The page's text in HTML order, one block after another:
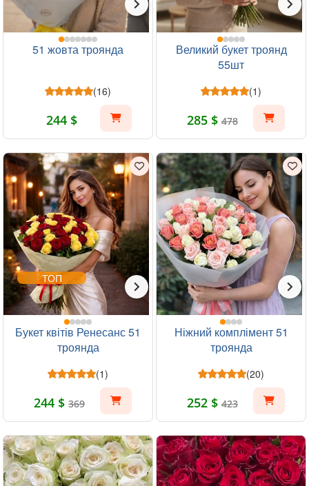
51 жовта троянда
(16)
244 $
Великий букет троянд
55шт
(1)
285 $ 478
ТОП
Букет квітів Ренесанс 51
троянда
(1)
244 $ 369
Ніжний комплімент 51
троянда
(20)
252 $ 423